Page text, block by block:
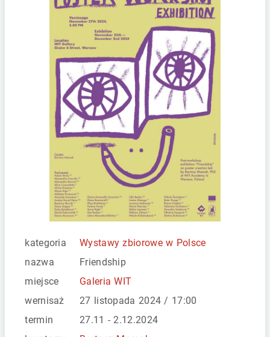
kategoria
Wystawy zbiorowe w Polsce
nazwa
Friendship
miejsce
Galeria WIT
wernisaż
27 listopada 2024 / 17:00
termin
27.11 - 2.12.2024